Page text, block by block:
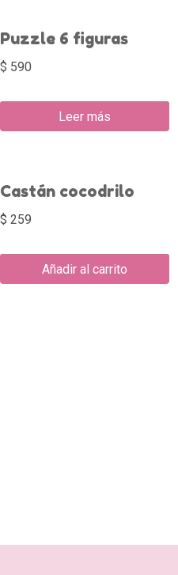
Puzzle 6 figuras
$ 590
Leer más
Castán cocodrilo
$ 259
Añadir al carrito